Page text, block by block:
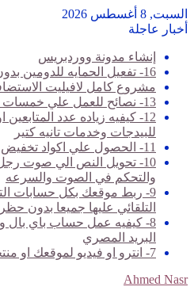
السبت, 8 أغسطس 2026
أخبار عاجلة
إنشاء مدونة ووردبريس
16- تفعيل الحمايه للدومين بدون اي تكلفه ssl https
مشروع كامل لافيليت
13- نصائح للعمل علي خمسات وفيفر ونهايه الكورس
12- كيفيه زياده عدد
للبيدجات وخدمات تانيه كتير
11- الحصول علي اكواد تخفيض في كل الشركات والمواقع
10- تحويل النص الي صوت
والتحكم في الصوت والسرعه
9- ربط موقعك بكل حسابات
التلقائي عليها جميعا بدون حظر
8- كيفيه عمل حساب باي بال
البريد المصري
7- انترو او فيديو لموقعك او منتجك
Ahmed Nasr